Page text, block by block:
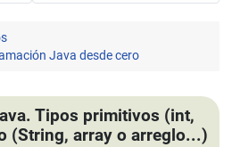
Java desde cero
Tipos primitivos (int,
(String, array o arreglo...)